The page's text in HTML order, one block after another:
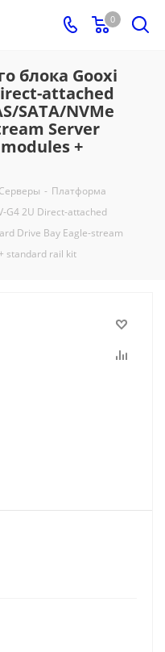
0
блока Gooxi
attached
SATA/NVMe
Server
modules +
Серверы - Платформа
G4 2U Direct-attached
Drive Bay Eagle-stream
standard rail kit